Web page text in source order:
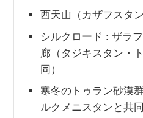
西天山（カザフスタ
シルクロード : ザラ
廊（タジキスタン・
同）
寒冬のトゥラン砂漠
ルクメニスタンと共同